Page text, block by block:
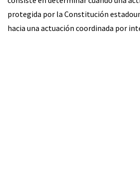
protegida por la Constitución
hacia una actuación coordinada por